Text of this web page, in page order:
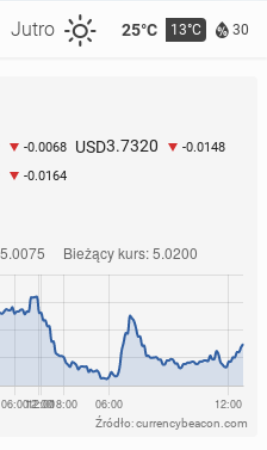
Jutro 25°C 13°C 30
-0.0068 USD3.7320 -0.0148
-0.0164
Źródło: currencybeacon.com